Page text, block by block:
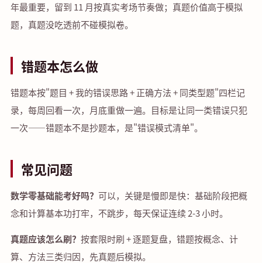
年最重要，留到 11 月按真实考场节奏做；真题价值高于模拟
题，真题没吃透前不碰模拟卷。
错题本怎么做
错题本按"题目 + 我的错误思路 + 正确方法 + 同类型题"四栏记
录，每周回看一次，月底重做一遍。目标是让同一类错误只犯
一次——错题本不是抄题本，是"错误模式清单"。
常见问题
数学零基础能考好吗？ 可以，关键是慢即是快：基础阶段把概
念和计算基本功打牢，不跳步，每天保证连续 2-3 小时。
真题应该怎么刷？ 按套限时刷 + 逐题复盘，错题按概念、计
算、方法三类归因，先真题后模拟。